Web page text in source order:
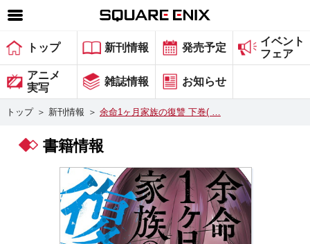
SQUARE ENIX 公式サイトメニュー
ゲーム
マガジン＆ブックス
グッズ
トップ 新刊情報 発売予定
イベント
フェア
アニメ
実写
雑誌情報 お知らせ
トップ ＞ 新刊情報 ＞ 余命1ヶ月家族の復讐 下巻( …
書籍情報